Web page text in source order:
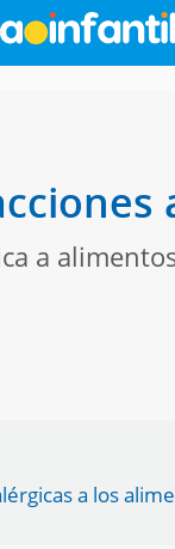
a
a los